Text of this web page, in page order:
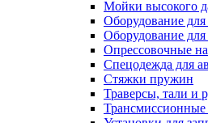
Мойки высокого
Оборудование
Оборудование
Опрессовочные
Спецодежда для
Стяжки пружин
Траверсы, тали и
Трансмиссионные